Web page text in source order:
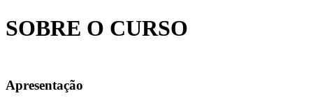
SOBRE O CURSO
Apresentação